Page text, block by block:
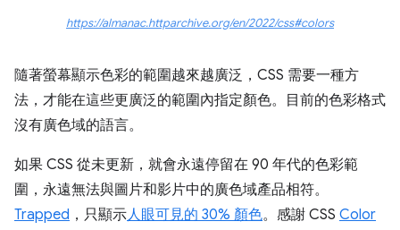
https://almanac.httparchive.org/en/2022/css#colors
隨著螢幕顯示色彩的範圍越來越廣泛，CSS 需要一種方
法，才能在這些更廣泛的範圍內指定顏色。目前的色彩格式
沒有廣色域的語言。
如果 CSS 從未更新，就會永遠停留在 90 年代的色彩範
圍，永遠無法與圖片和影片中的廣色域產品相符。
Trapped ，只顯示人眼可見的 30% 顏色。感謝 CSS Color